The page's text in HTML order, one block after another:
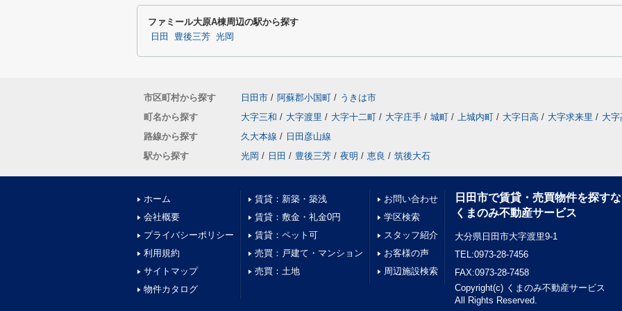
ファミール大原A棟周辺の駅から探す
日田 豊後三芳 光岡
市区町村から探す 日田市 / 阿蘇郡小国町 / うきは市
町名から探す
大字三和 / 大字渡里 / 大字十二町 / 大字庄手 / 城町 / 上城内町 / 大字日高 / 大字求来里 / 大
路線から探す
久大本線 / 日田彦山線
駅から探す
光岡 / 日田 / 豊後三芳 / 夜明 / 恵良 / 筑後大石
ホーム
会社概要
プライバシーポリシー
利用規約
サイトマップ
物件カタログ
賃貸：新築・築浅
賃貸：敷金・礼金0円
賃貸：ペット可
売買：戸建て・マンション
売買：土地
お問い合わせ
学区検索
スタッフ紹介
お客様の声
周辺施設検索
日田市で賃貸・売買物件を探す
くまのみ不動産サービス
大分県日田市大字渡里9-1
TEL:0973-28-7456
FAX:0973-28-7458
Copyright(c) くまのみ不動産サービス
All Rights Reserved.